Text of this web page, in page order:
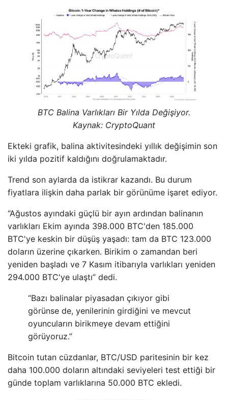
BTC Balina Varlıkları Bir Yılda Değişiyor.
Kaynak: CryptoQuant
Ekteki grafik, balina aktivitesindeki yıllık değişimin son
iki yılda pozitif kaldığını doğrulamaktadır.
Trend son aylarda da istikrar kazandı. Bu durum
fiyatlara ilişkin daha parlak bir görünüme işaret ediyor.
“Ağustos ayındaki güçlü bir ayın ardından balinanın
varlıkları Ekim ayında 398.000 BTC'den 185.000
BTC'ye keskin bir düşüş yaşadı: tam da BTC 123.000
doların üzerine çıkarken. Birikim o zamandan beri
yeniden başladı ve 7 Kasım itibarıyla varlıkları yeniden
294.000 BTC'ye ulaştı” dedi.
“Bazı balinalar piyasadan çıkıyor gibi
görünse de, yenilerinin girdiğini ve mevcut
oyuncuların birikmeye devam ettiğini
görüyoruz.”
Bitcoin tutan cüzdanlar, BTC/USD paritesinin bir kez
daha 100.000 doların altındaki seviyeleri test ettiği bir
günde toplam varlıklarına 50.000 BTC ekledi.